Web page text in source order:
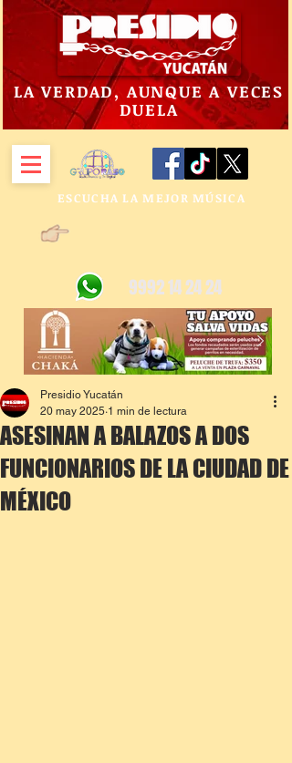
LA VERDAD, AUNQUE A VECES
DUELA
ESCUCHA LA MEJOR MÚSICA
9992 14 24 24
ASESINAN A BALAZOS A DOS
FUNCIONARIOS DE LA CIUDAD DE
MÉXICO
Presidio Yucatán
20 may 2025 1 min de lectura